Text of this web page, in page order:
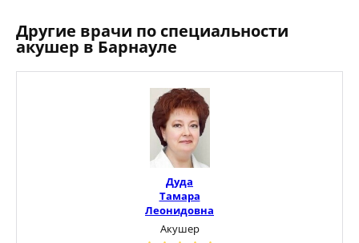
Другие врачи по специальности
акушер в Барнауле
Дуда
Тамара
Леонидовна
Акушер